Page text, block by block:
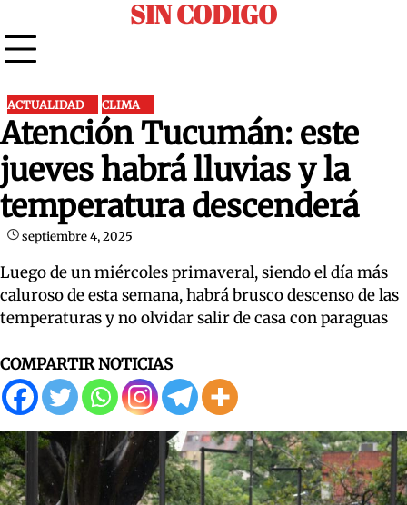
to
content
SIN CODIGO
ACTUALIDAD CLIMA
Atención Tucumán: este
jueves habrá lluvias y la
temperatura descenderá
septiembre 4, 2025
Luego de un miércoles primaveral, siendo el día más
caluroso de esta semana, habrá brusco descenso de las
temperaturas y no olvidar salir de casa con paraguas
COMPARTIR NOTICIAS